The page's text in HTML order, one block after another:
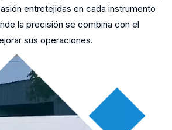
entretejidas en cada instrumento
la precisión se combina con el
sus operaciones.